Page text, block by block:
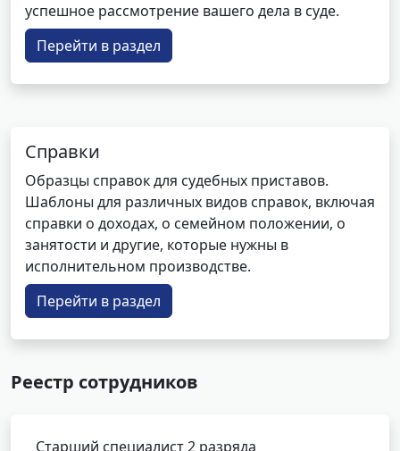
успешное рассмотрение вашего дела в суде.
Перейти в раздел
Справки
Образцы справок для судебных приставов.
Шаблоны для различных видов справок, включая
справки о доходах, о семейном положении, о
занятости и другие, которые нужны в
исполнительном производстве.
Перейти в раздел
Реестр сотрудников
Старший специалист 2 разряда